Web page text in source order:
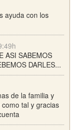
ayuda con los
ASI SABEMOS
DARLES...
de la familia y
tal y gracias